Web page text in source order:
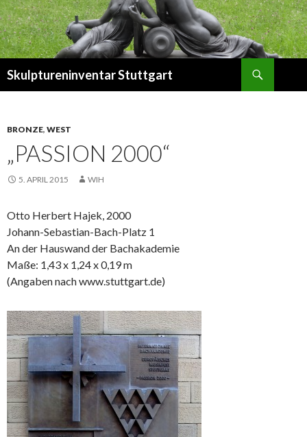
Skulptureninventar Stuttgart
BRONZE, WEST
„PASSION 2000“
5. APRIL 2015 WIH
Otto Herbert Hajek, 2000
Johann-Sebastian-Bach-Platz 1
An der Hauswand der Bachakademie
Maße: 1,43 x 1,24 x 0,19 m
(Angaben nach www.stuttgart.de)